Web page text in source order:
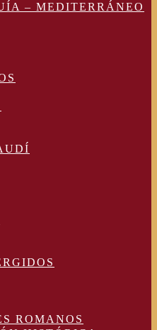
– MEDITERRÁNEO
ROMANOS